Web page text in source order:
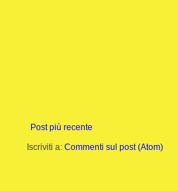
Post più recente
Iscriviti a: Commenti sul post (Atom)